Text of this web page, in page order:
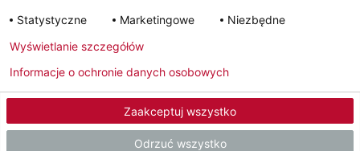
Metryka Polityka prywatności Newsletter
Instagram
© 2026 - STIEBEL ELTRON GmbH & Co. KG (DE)
Statystyczne
Marketingowe Niezbędne
Zaakceptuj wszystko
Odrzuć wszystko
Wyświetlanie szczegółów
Informacje o ochronie danych osobowych